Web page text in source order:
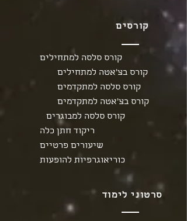
קורסים
קורס סלסה למתחילים
קורס בצ'אטה למתחילים
קורס סלסה למתקדמים
קורס בצ'אטה למתקדמים
קורס סלסה למבוגרים
ריקוד חתן כלה
שיעורים פרטיים
כוריאוגרפיות להופעות
סרטוני לימוד